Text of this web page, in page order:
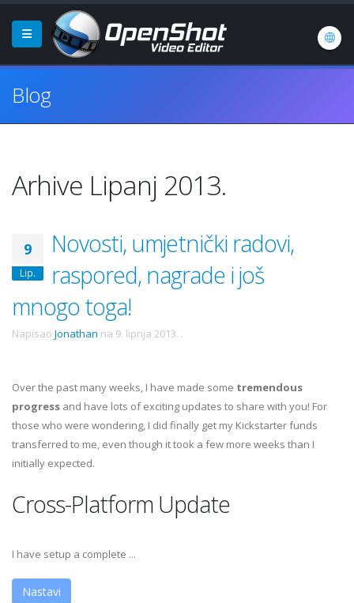
Blog
Arhive Lipanj 2013.
9
Lip.
Novosti, umjetnički radovi,
raspored, nagrade i još
mnogo toga!
Napisao Jonathan na 9. lipnja 2013. .
Over the past many weeks, I have made some tremendous
progress and have lots of exciting updates to share with you! For
those who were wondering, I did finally get my Kickstarter funds
transferred to me, even though it took a few more weeks than I
initially expected.
Cross-Platform Update
I have setup a complete ...
Nastavi